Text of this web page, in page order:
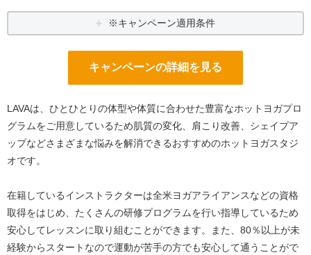
※キャンペーン適用条件
キャンペーンの詳細を見る
LAVAは、ひとひとりの体型や体質に合わせた豊富なホットヨガプロ
グラムをご用意しているため肌質の変化、肩こり改善、シェイプア
ップなどさまざまな悩みを解消できるおすすめのホットヨガスタジ
オです。
在籍しているインストラクターは全米ヨガアライアンスなどの資格
取得をはじめ、たくさんの研修プログラムを行い指導しているため
安心してレッスンに取り組むことができます。また、80％以上が未
経験からスタートなので運動が苦手の方でも安心して通うことがで